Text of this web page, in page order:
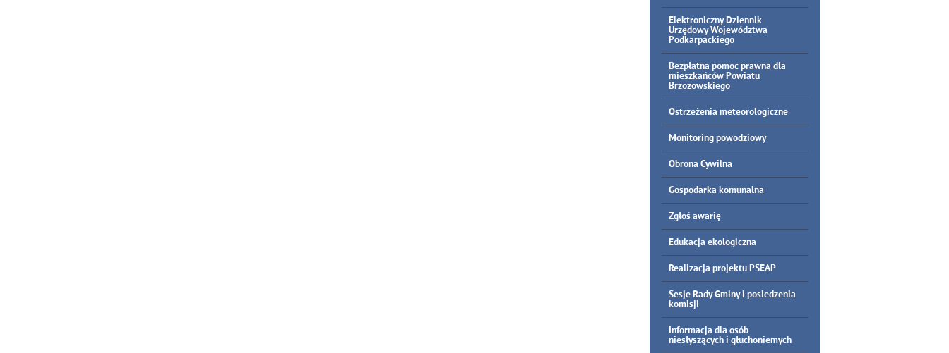
Elektroniczny Dziennik
Urzędowy Województwa
Podkarpackiego
Bezpłatna pomoc prawna dla
mieszkańców Powiatu
Brzozowskiego
Ostrzeżenia meteorologiczne
Monitoring powodziowy
Obrona Cywilna
Gospodarka komunalna
Zgłoś awarię
Edukacja ekologiczna
Realizacja projektu PSEAP
Sesje Rady Gminy i posiedzenia
komisji
Informacja dla osób
niesłyszących i głuchoniemych